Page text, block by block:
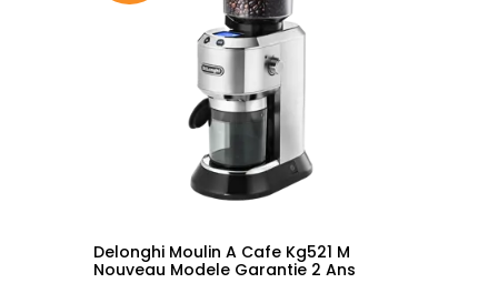
Delonghi Moulin A Cafe Kg521 M
Nouveau Modele Garantie 2 Ans